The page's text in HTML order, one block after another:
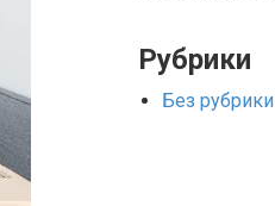
Рубрики
Без рубрики